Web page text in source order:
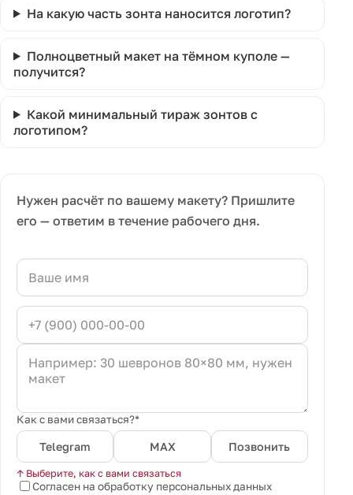
На какую часть зонта наносится логотип?
Полноцветный макет на тёмном куполе —
получится?
Какой минимальный тираж зонтов с
логотипом?
Нужен расчёт по вашему макету? Пришлите
его — ответим в течение рабочего дня.
Как с вами связаться?*
Telegram MAX Позвонить
↑ Выберите, как с вами связаться
Согласен на обработку персональных данных